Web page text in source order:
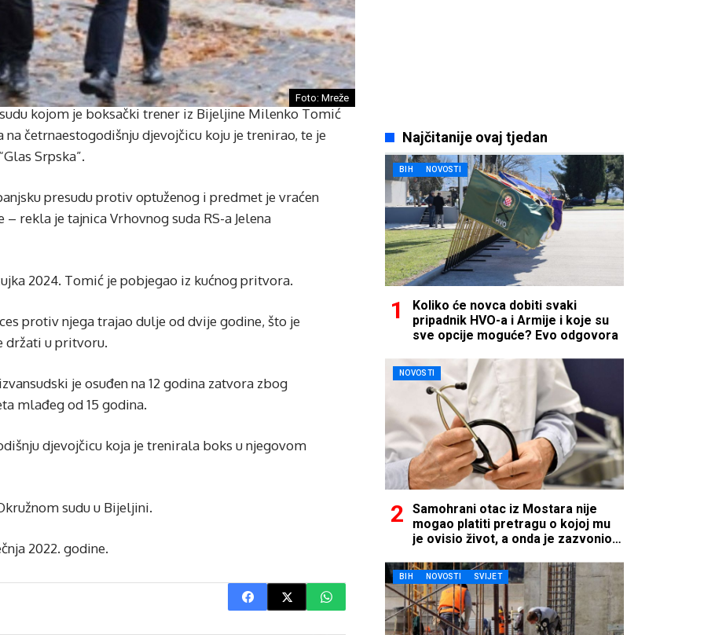
Foto: Mreže
kojom je boksački trener iz Bijeljine Milenko Tomić
na četrnaestogodišnju djevojčicu koju je trenirao, te je
Srpska”.
presudu protiv optuženog i predmet je vraćen
rekla je tajnica Vrhovnog suda RS-a Jelena
2024. Tomić je pobjegao iz kućnog pritvora.
protiv njega trajao dulje od dvije godine, što je
držati u pritvoru.
je osuđen na 12 godina zatvora zbog
mlađeg od 15 godina.
djevojčicu koja je trenirala boks u njegovom
sudu u Bijeljini.
2022. godine.
Najčitanije ovaj tjedan
BIH NOVOSTI
Koliko će novca dobiti svaki
pripadnik HVO-a i Armije i koje su
sve opcije moguće? Evo odgovora
NOVOSTI
Samohrani otac iz Mostara nije
mogao platiti pretragu o kojoj mu
je ovisio život, a onda je zazvonio
BIH NOVOSTI SVIJET